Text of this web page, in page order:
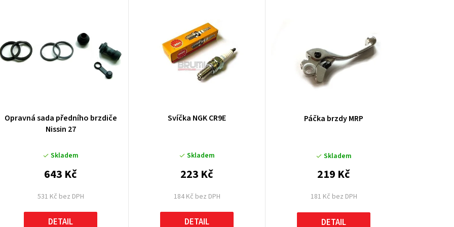
p
Opravná sada předního brzdiče
Nissin 27
Skladem
531 Kč bez DPH
643 Kč
DETAIL
Svíčka NGK CR9E
Skladem
184 Kč bez DPH
223 Kč
DETAIL
Páčka brzdy MRP
Skladem
181 Kč bez DPH
219 Kč
DETAIL